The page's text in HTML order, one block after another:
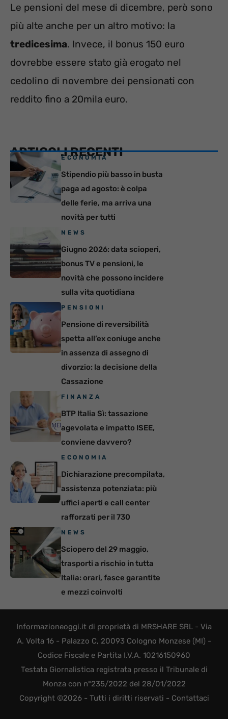
Le pensioni del mese di dicembre, però sono
più alte anche per un altro motivo: la
tredicesima. Invece, il bonus 150 euro
dovrebbe essere stato già erogato nel
cedolino di novembre dei pensionati con
reddito fino a 20mila euro.
ARTICOLI RECENTI
ECONOMIA
Stipendio più basso in busta
paga ad agosto: è colpa
delle ferie, ma arriva una
novità per tutti
NEWS
Giugno 2026: data scioperi,
bonus TV e pensioni, le
novità che possono incidere
sulla vita quotidiana
PENSIONI
Pensione di reversibilità
spetta all’ex coniuge anche
in assenza di assegno di
divorzio: la decisione della
Cassazione
FINANZA
BTP Italia Sì: tassazione
agevolata e impatto ISEE,
conviene davvero?
ECONOMIA
Dichiarazione precompilata,
assistenza potenziata: più
uffici aperti e call center
rafforzati per il 730
NEWS
Sciopero del 29 maggio,
trasporti a rischio in tutta
Italia: orari, fasce garantite
e mezzi coinvolti
Informazioneoggi.it di proprietà di MRSHARE SRL - Via
A. Volta 16 - Palazzo C, 20093 Cologno Monzese (MI) -
Codice Fiscale e Partita I.V.A. 10216150960
Testata Giornalistica registrata presso il Tribunale di
Monza con n°235/2022 del 28/01/2022
Copyright ©2026 - Tutti i diritti riservati - Contattaci